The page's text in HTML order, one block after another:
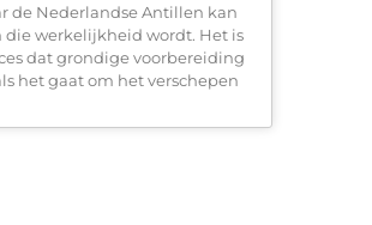
de Nederlandse Antillen kan
die werkelijkheid wordt. Het is
dat grondige voorbereiding
het gaat om het verschepen